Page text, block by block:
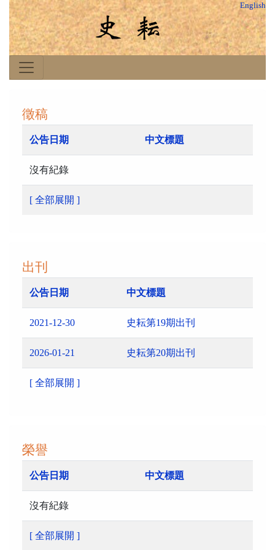
English
徵稿
公告日期 中文標題
沒有紀錄
[ 全部展開 ]
出刊
公告日期 中文標題
2021-12-30 史耘第19期出刊
2026-01-21 史耘第20期出刊
[ 全部展開 ]
榮譽
公告日期 中文標題
沒有紀錄
[ 全部展開 ]